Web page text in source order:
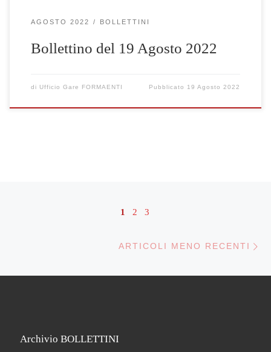
AGOSTO 2022 BOLLETTINI
Bollettino del 19 Agosto 2022
di Ufficio Gare FORMAENTI Pubblicato 19 Agosto 2022
Navigazione articoli
1 2 3
ARTICOLI MENO RECENTI
Archivio BOLLETTINI